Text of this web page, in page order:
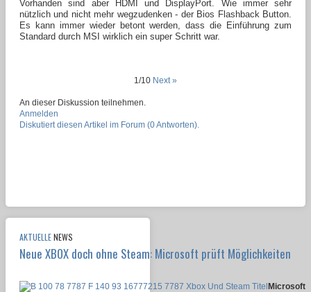
Vorhanden sind aber HDMI und DisplayPort. Wie immer sehr
nützlich und nicht mehr wegzudenken - der Bios Flashback Button.
Es kann immer wieder betont werden, dass die Einführung zum
Standard durch MSI wirklich ein super Schritt war.
1/10 Next »
An dieser Diskussion teilnehmen.
Anmelden
Diskutiert diesen Artikel im Forum (0 Antworten).
AKTUELLENEWS
Neue XBOX doch ohne Steam: Microsoft prüft Möglichkeiten
Microsoft